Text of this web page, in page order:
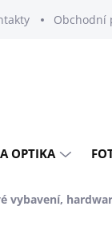
Obchodní
OPTIKA
vybavení,